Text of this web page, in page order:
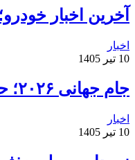
آخرین اخبار
اخبار
10 تیر 1405
جام جهانی ۲۰۲۶؛ حذف مدعیان و ظهور شگفتی‌ها
اخبار
10 تیر 1405